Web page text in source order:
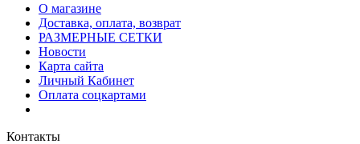
О магазине
Доставка, оплата, возврат
РАЗМЕРНЫЕ СЕТКИ
Новости
Карта сайта
Личный Кабинет
Оплата соцкартами
Контакты